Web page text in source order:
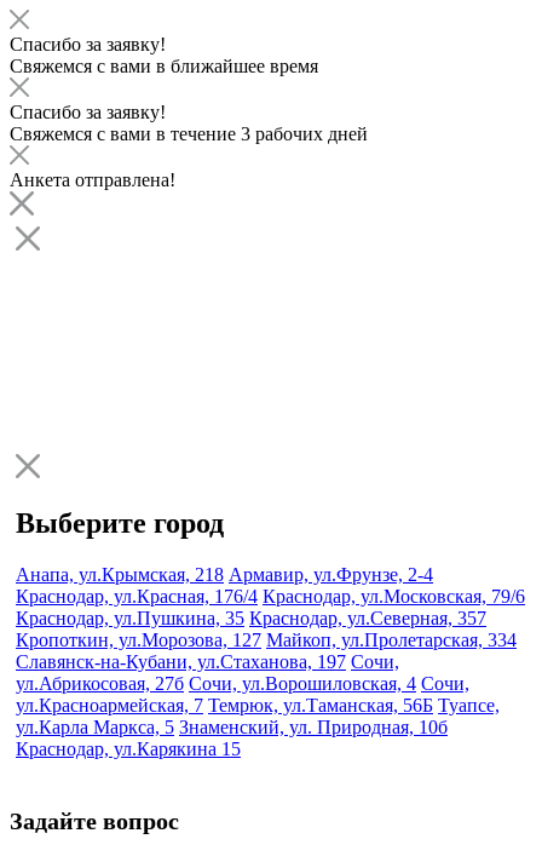
Спасибо за заявку!
Свяжемся с вами в ближайшее время
Спасибо за заявку!
Свяжемся с вами в течение 3 рабочих дней
Анкета отправлена!
Выберите город
Анапа, ул.Крымская, 218 Армавир, ул.Фрунзе, 2-4
Краснодар, ул.Красная, 176/4 Краснодар, ул.Московская, 79/6
Краснодар, ул.Пушкина, 35 Краснодар, ул.Северная, 357
Кропоткин, ул.Морозова, 127 Майкоп, ул.Пролетарская, 334
Славянск-на-Кубани, ул.Стаханова, 197 Сочи,
ул.Абрикосовая, 27б Сочи, ул.Ворошиловская, 4 Сочи,
ул.Красноармейская, 7 Темрюк, ул.Таманская, 56Б Туапсе,
ул.Карла Маркса, 5 Знаменский, ул. Природная, 10б
Краснодар, ул.Карякина 15
Задайте вопрос